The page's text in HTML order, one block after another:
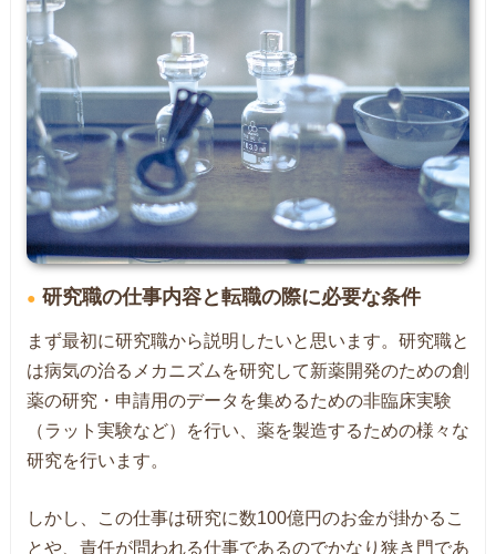
研究職の仕事内容と転職の際に必要な条件
まず最初に研究職から説明したいと思います。研究職と
は病気の治るメカニズムを研究して新薬開発のための創
薬の研究・申請用のデータを集めるための非臨床実験
（ラット実験など）を行い、薬を製造するための様々な
研究を行います。
しかし、この仕事は研究に数100億円のお金が掛かるこ
とや、責任が問われる仕事であるのでかなり狭き門であ